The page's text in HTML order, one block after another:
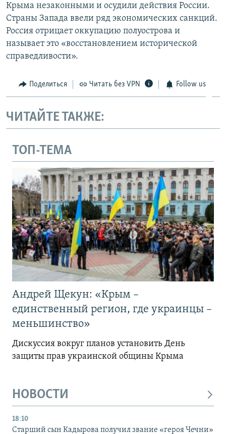
Крыма незаконными и осудили действия России.
Страны Запада ввели ряд экономических санкций.
Россия отрицает оккупацию полуострова и
называет это «восстановлением исторической
справедливости».
Поделиться Читать без VPN Follow us
ЧИТАЙТЕ ТАКЖЕ:
ТОП-ТЕМА
Андрей Щекун: «Крым –
единственный регион, где украинцы –
меньшинство»
Дискуссия вокруг планов установить День
защиты прав украинской общины Крыма
НОВОСТИ
18:10
Старший сын Кадырова получил звание «героя Чечни»